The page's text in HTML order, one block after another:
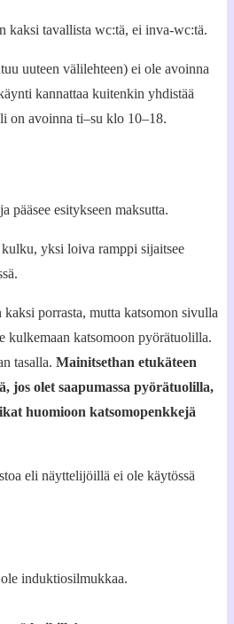
kaksi tavallista wc:tä, ei inva-wc:tä.
uuteen välilehteen) ei ole avoinna
kannattaa kuitenkin yhdistää
on avoinna ti–su klo 10–18.
pääsee esitykseen maksutta.
yksi loiva ramppi sijaitsee
porrasta, mutta katsomon sivulla
kulkemaan katsomoon pyörätuolilla.
tasalla. Mainitsethan etukäteen
jos olet saapumassa pyörätuolilla,
huomioon katsomopenkkejä
eli näyttelijöillä ei ole käytössä
induktiosilmukkaa.